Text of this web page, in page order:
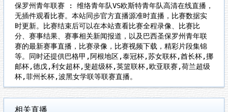
保罗州青年联赛 : 维络青年队VS欧斯特青年队高清在线直播，
无插件观看比赛。本站同步官方直播源准时直播，比赛数据实
时更新。比赛结束后可以在本站查看比赛全程录像、比赛比
分、赛事结果、赛事相关新闻报道，以及巴西圣保罗州青年联
赛的最新赛事直播，比赛录像，比赛视频下载，精彩片段集锦
等。同时还提供巴格甲,阿根地区,泰冠杯,苏女联杯,酋长杯,挪
邮杯,德戊,利女超杯,斐超级杯,英篮联杯,欧亚联赛,荷兰超级
杯,菲州长杯,波黑女学联等联赛直播。
相关直播